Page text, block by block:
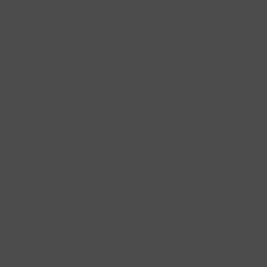
ist die gute Vermehrungsfähigkeit der Pflanze,
zum Verwildern macht.
Als Waldrandpflanze in ihrer Heimat
Jahr mit ihrer Blütenfülle begeistert.
Sonne erhalten, bevor Bäume und Sträucher voll
und im Sommer vor zu starker Hitze geschützt
bis frische, gut durchlässige und humose
um die Drainage zu verbessern. Staunässe